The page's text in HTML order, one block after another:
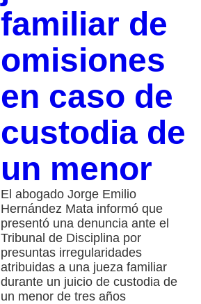
familiar de
omisiones
en caso de
custodia de
un menor
El abogado Jorge Emilio
Hernández Mata informó que
presentó una denuncia ante el
Tribunal de Disciplina por
presuntas irregularidades
atribuidas a una jueza familiar
durante un juicio de custodia de
un menor de tres años